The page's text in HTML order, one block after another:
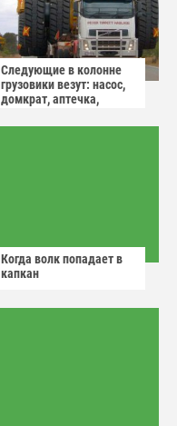
Следующие в колонне
грузовики везут: насос,
домкрат, аптечка,
Когда волк попадает в
капкан